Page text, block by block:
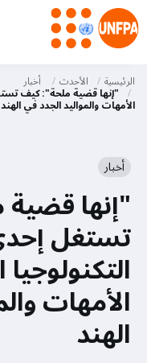
إلى
المحتوى
الرئيسي
M
aالرئيسية الأحدث أخبار
"إنها قضية ملحة": كيف
الأمهات والمواليد الجدد في الهند
أخبار
"إنها
تستغل
الأمهات
الهند